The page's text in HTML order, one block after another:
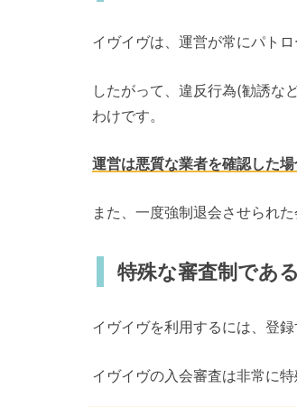
イヴイヴは、運営が常にパトロ
したがって、違反行為(勧誘な
わけです。
運営は悪質な業者を確認した場
また、一度強制退会させられ
特殊な審査制である
イヴイヴを利用するには、登
イヴイヴの入会審査は非常に